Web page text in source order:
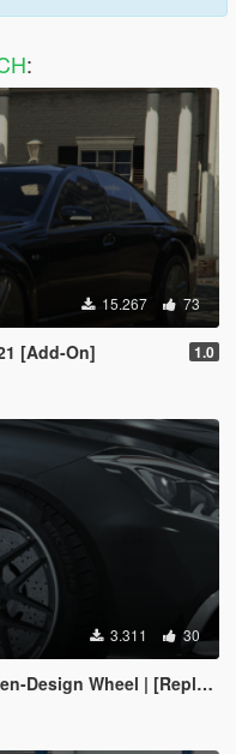
:
15.267 73
[Add-On] 1.0
3.311 30
Wheel | [Replace]